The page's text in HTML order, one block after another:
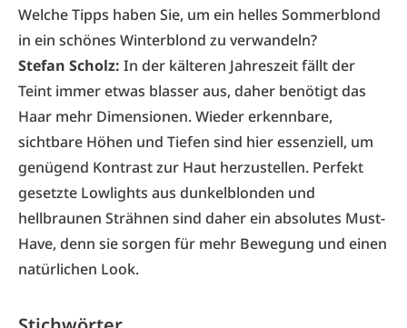
Welche Tipps haben Sie, um ein helles Sommerblond
in ein schönes Winterblond zu verwandeln?
Stefan Scholz: In der kälteren Jahreszeit fällt der
Teint immer etwas blasser aus, daher benötigt das
Haar mehr Dimensionen. Wieder erkennbare,
sichtbare Höhen und Tiefen sind hier essenziell, um
genügend Kontrast zur Haut herzustellen. Perfekt
gesetzte Lowlights aus dunkelblonden und
hellbraunen Strähnen sind daher ein absolutes Must-
Have, denn sie sorgen für mehr Bewegung und einen
natürlichen Look.